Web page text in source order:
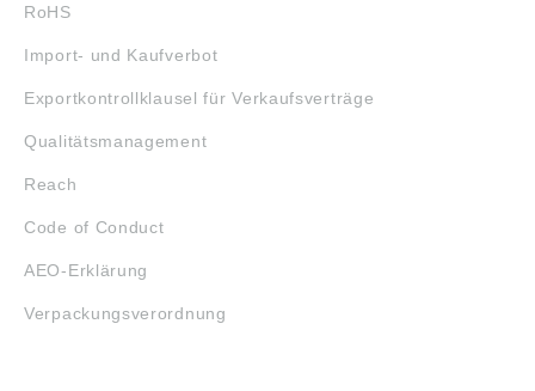
RoHS
Import- und Kaufverbot
Exportkontrollklausel für Verkaufsverträge
Qualitätsmanagement
Reach
Code of Conduct
AEO-Erklärung
Verpackungsverordnung